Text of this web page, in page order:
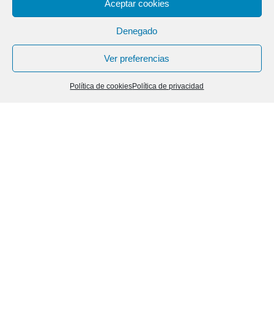
Aceptar cookies
Denegado
Ver preferencias
Política de cookiesPolítica de privacidad